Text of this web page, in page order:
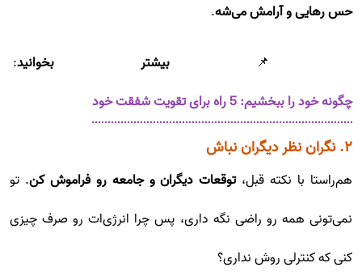
حس رهایی و آرامش می‌شه.
📌 بیشتر بخوانید:
چگونه خود را ببخشیم: 5 راه برای تقویت شفقت خود
۲. نگران نظر دیگران نباش
هم‌راستا با نکته قبل،توقعات دیگران و جامعه رو فراموش کن. تو
نمی‌تونی همه رو راضی نگه داری، پس چرا انرژی‌ات رو صرف چیزی
کنی که کنترلی روش نداری؟